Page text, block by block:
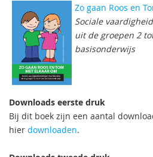
Zo gaan Roos en
Sociale
uit de groepen 2
basisonderwijs
Downloads eerste druk
Bij dit boek zijn een aantal
hier downloaden.